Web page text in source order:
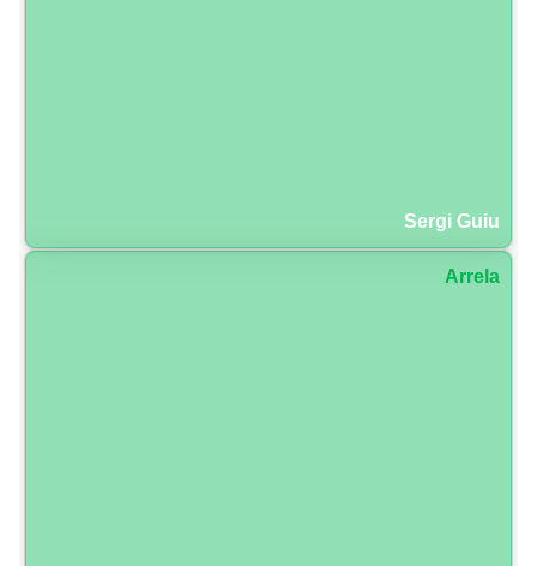
Sergi Guiu
Arrela